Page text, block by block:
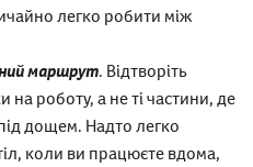
легко робити між
маршрут. Відтворіть
на роботу, а не ті частини, де
дощем. Надто легко
коли ви працюєте вдома,